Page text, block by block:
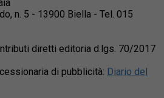
n. 5 - 13900 Biella - Tel. 015
diretti editoria d.lgs. 70/2017
di pubblicità: Diario del